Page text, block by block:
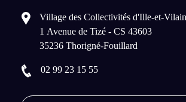
Village des Collectivités d'Ille-et-
1 Avenue de Tizé - CS 43603
35236 Thorigné-Fouillard
02 99 23 15 55